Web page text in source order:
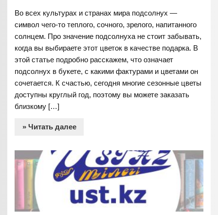
Во всех культурах и странах мира подсолнух —
символ чего-то теплого, сочного, зрелого, напитанного
солнцем. Про значение подсолнуха не стоит забывать,
когда вы выбираете этот цветок в качестве подарка. В
этой статье подробно расскажем, что означает
подсолнух в букете, с какими фактурами и цветами он
сочетается. К счастью, сегодня многие сезонные цветы
доступны круглый год, поэтому вы можете заказать
близкому […]
» Читать далее